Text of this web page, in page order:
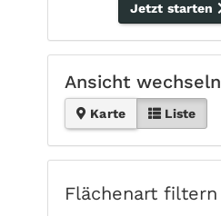
Jetzt starten
Ansicht wechseln
Karte Liste
Flächenart filtern